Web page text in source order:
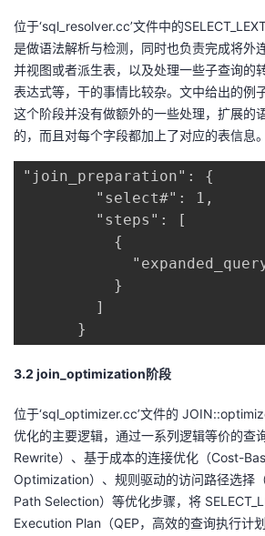
位于‘sql_resolver.cc’文件中的
是做语法解析与检测，同时也负责完成将外
并视图或者派生表，以及处理一些子查询的
表达式等，干的事情比较杂。文中给出的例
这个阶段并没有做额外的一些处理，扩展的
的，而且对每个字段都加上了对应的表信息。
"join_preparation": {
        "select#": 1,
        "steps": [
          {
          }
        ]
      }
3.2 join_optimization阶段
位于‘sql_optimizer.cc’文件的
优化的主要逻辑，通过一系列逻辑等价的查
Rewrite）、基于成本的连接优化（Cost-
Optimization）、规则驱动的访问路径选择
Path Selection）等优化步骤，将
Execution Plan（QEP，高效的查询执行计划